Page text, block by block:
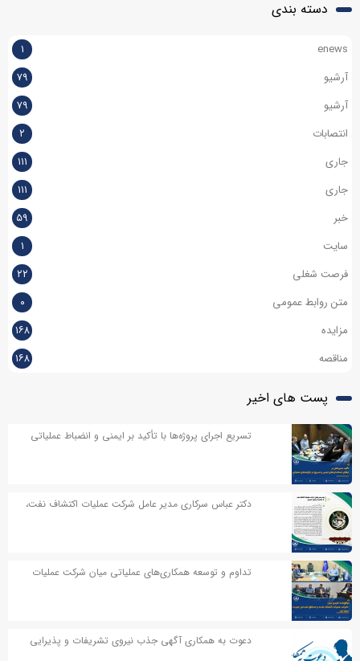
دسته بندی
enews
۱
آرشیو
۷۹
آرشیو
۷۹
انتصابات
۲
جاری
۱۱۱
جاری
۱۱۱
خبر
۵۹
سایت
۱
فرصت شغلی
۲۲
متن روابط عمومی
۰
مزایده
۱۶۸
مناقصه
۱۶۸
پست های اخیر
تسریع اجرای پروژه‌ها با تأکید بر ایمنی و انضباط عملیاتی
دکتر عباس سرکاری مدیر عامل شرکت عملیات اکتشاف نفت،
تداوم و توسعه همکاری‌های عملیاتی میان شرکت عملیات
دعوت به همکاری آگهی جذب نیروی تشریفات و پذیرایی